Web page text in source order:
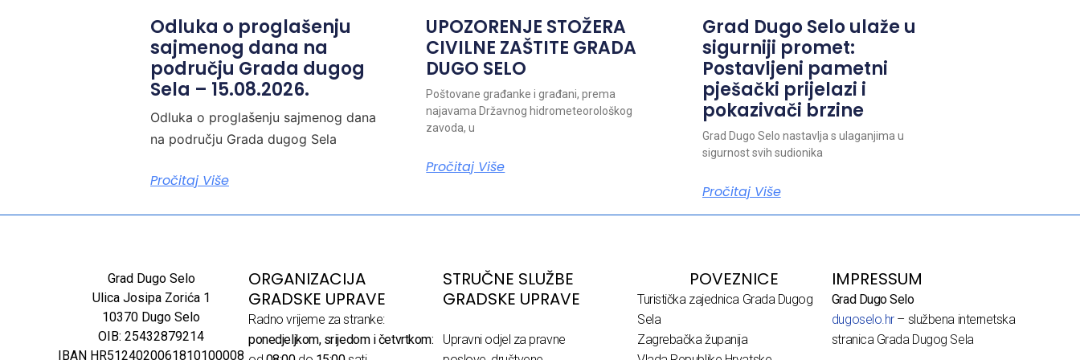
Odluka o proglašenju
sajmenog dana na
području Grada dugog
Sela – 15.08.2026.
Odluka o proglašenju sajmenog dana
na području Grada dugog Sela
Pročitaj Više
UPOZORENJE STOŽERA
CIVILNE ZAŠTITE GRADA
DUGO SELO
Poštovane građanke i građani, prema
najavama Državnog hidrometeorološkog
zavoda, u
Pročitaj Više
Grad Dugo Selo ulaže u
sigurniji promet:
Postavljeni pametni
pješački prijelazi i
pokazivači brzine
Grad Dugo Selo nastavlja s ulaganjima u
sigurnost svih sudionika
Pročitaj Više
Grad Dugo Selo
Ulica Josipa Zorića 1
10370 Dugo Selo
OIB: 25432879214
IBAN HR5124020061810100008
ORGANIZACIJA
GRADSKE UPRAVE
Radno vrijeme za stranke:
ponedjeljkom, srijedom i četvrtkom:
STRUČNE SLUŽBE
GRADSKE UPRAVE
Upravni odjel za pravne
POVEZNICE
Turistička zajednica Grada Dugog
Sela
Zagrebačka županija
IMPRESSUM
Grad Dugo Selo
dugoselo.hr– službena internetska
stranica Grada Dugog Sela